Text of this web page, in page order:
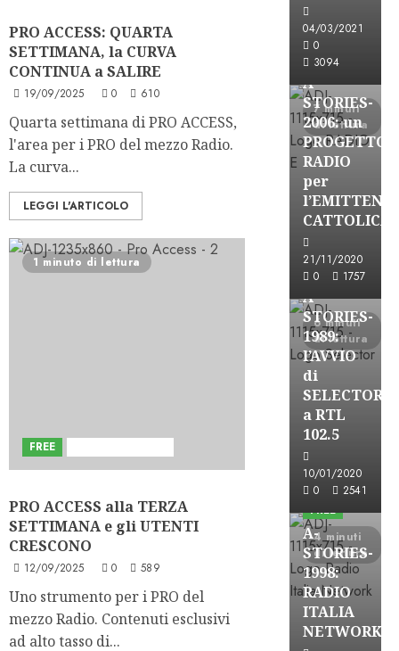
PRO ACCESS: QUARTA
SETTIMANA, la CURVA
CONTINUA a SALIRE
19/09/2025 0 610
Quarta settimana di PRO ACCESS,
l'area per i PRO del mezzo Radio.
La curva...
LEGGI L'ARTICOLO
1 minuto di lettura
FREE
PRO ACCESS alla TERZA
SETTIMANA e gli UTENTI
CRESCONO
12/09/2025 0 589
Uno strumento per i PRO del
mezzo Radio. Contenuti esclusivi
ad alto tasso di...
04/03/2021
0
3094
7 minuti
di lettura
Formazione
FREE
A-
STORIES-
2006: un
PROGETTO
RADIO
per
CATTOLICA
21/11/2020
0
1757
6 minuti
di lettura
A-Stories
Formazione
FREE
A-
STORIES-
1989:
l’AVVIO
di
SELECTOR
a RTL
102.5
10/01/2020
0
2541
4 minuti
di lettura
A-Stories
Formazione
FREE
A-
STORIES-
1998:
RADIO
ITALIA
NETWORK
A-Stories